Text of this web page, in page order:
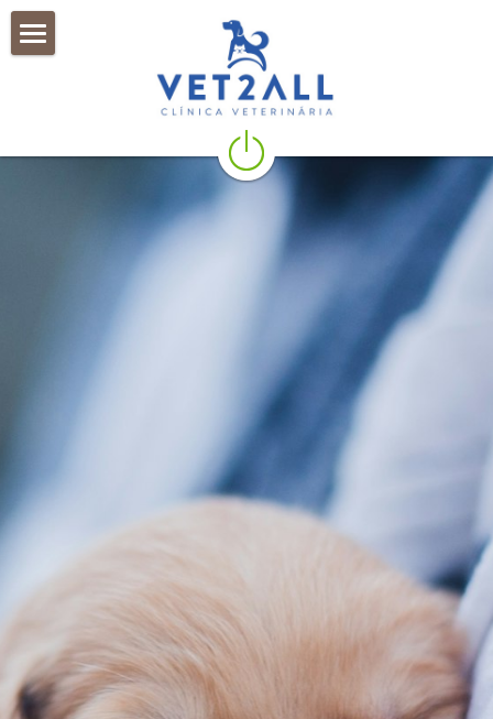
CATEGORIAS DE LOJA
Todas as categorias